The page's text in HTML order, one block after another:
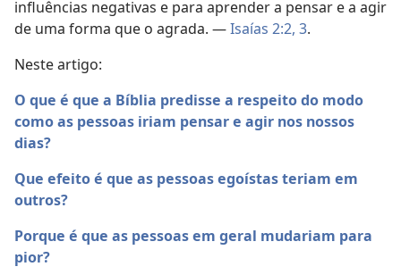
influências negativas e para aprender a pensar e a agir
de uma forma que o agrada. —Isaías 2:2, 3.
Neste artigo:
O que é que a Bíblia predisse a respeito do modo
como as pessoas iriam pensar e agir nos nossos
dias?
Que efeito é que as pessoas egoístas teriam em
outros?
Porque é que as pessoas em geral mudariam para
pior?